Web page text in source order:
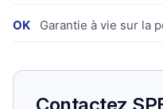
OK Garantie à vie sur la